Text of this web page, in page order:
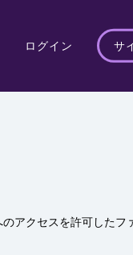
ログイン サ
アクセスを許可した